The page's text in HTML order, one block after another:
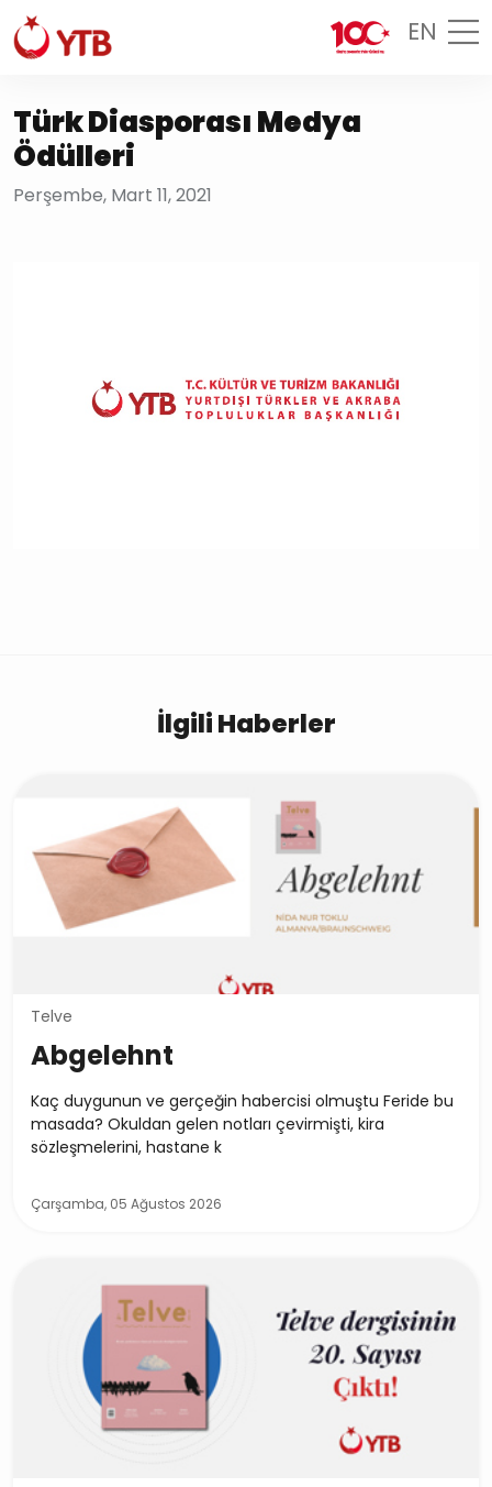
EN
Türk Diasporası Medya
Ödülleri
Perşembe, Mart 11, 2021
İlgili Haberler
Telve
Abgelehnt
Kaç duygunun ve gerçeğin habercisi olmuştu Feride bu
masada? Okuldan gelen notları çevirmişti, kira
sözleşmelerini, hastane k
Çarşamba, 05 Ağustos 2026